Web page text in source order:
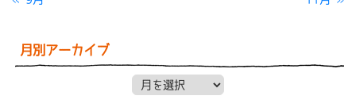
月別アーカイブ